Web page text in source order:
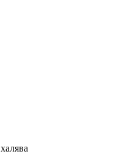
халява